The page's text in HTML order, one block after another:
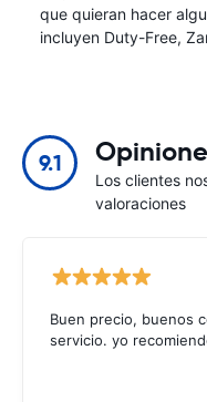
que quieran hacer
incluyen Duty-Free,
9.1
Los clientes
valoraciones
Buen precio, buenos
servicio. yo